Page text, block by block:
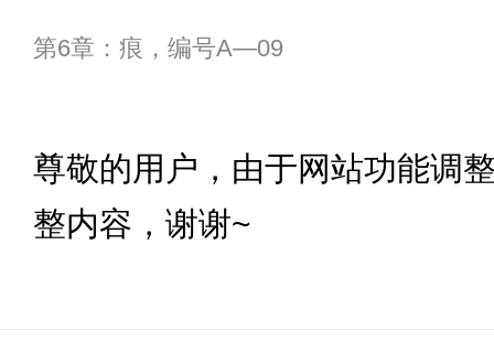
第6章：痕，编号A—09
尊敬的用户，由于网站功能调
整内容，谢谢~